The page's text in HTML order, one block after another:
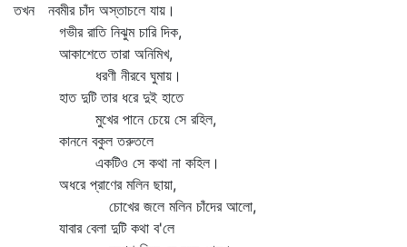
তখন নবমীর চাঁদ অস্তাচলে যায়।
গভীর রাতি নিঝুম চারি দিক,
আকাশেতে তারা অনিমিখ,
ধরণী নীরবে ঘুমায়।
হাত দুটি তার ধরে দুই হাতে
মুখের পানে চেয়ে সে রহিল,
কাননে বকুল তরুতলে
একটিও সে কথা না কহিল।
অধরে প্রাণের মলিন ছায়া,
চোখের জলে মলিন চাঁদের আলো,
যাবার বেলা দুটি কথা ব'লে